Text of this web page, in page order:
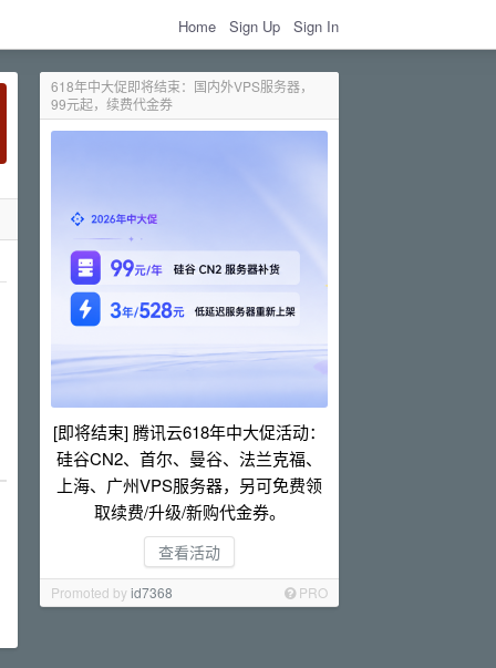
Home Sign Up Sign In
618年中大促即将结束：国内外VPS服务器，
99元起，续费代金券
[即将结束] 腾讯云618年中大促活动：
硅谷CN2、首尔、曼谷、法兰克福、
上海、广州VPS服务器，另可免费领
取续费/升级/新购代金券。
查看活动
Promoted byid7368 PRO